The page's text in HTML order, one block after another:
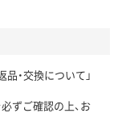
品・交換について」
必ずご確認の上、お